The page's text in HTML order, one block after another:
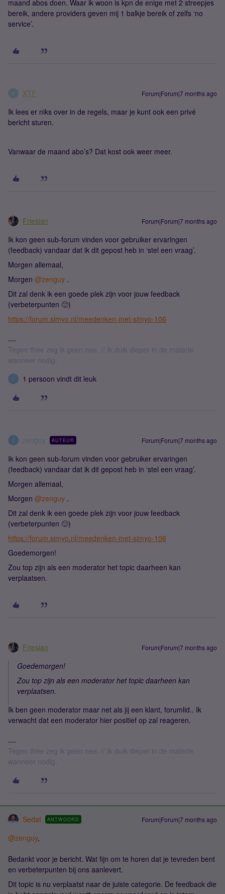
maand abos doen. Waar ik woon is kpn de enige met 2 streepjes
bereik, andere providers geven mij 1 balkje bereik of zelfs ‘no
service’.
XTF Forum|Forum|7 months ago
Ik lees er niks over in de regels, maar je kunt ook een privé
bericht sturen.
Vanwaar de maand abo’s? Dat kost ook weer meer.
Friesian Forum|Forum|7 months ago
Ik kon geen sub-forum vinden voor gebruiker ervaringen
(feedback) vandaar dat ik dit gepost heb in ‘stel een vraag’.
Morgen allemaal,
Morgen ​ @zenguy .
Dit zal denk ik een goede plek zijn voor jouw feedback
(verbeterpunten 🙂)
https://forum.simyo.nl/meedenken-met-simyo-106
Tegen thee zeg ik geen nee. // Ik duik dieper in de materie
wanneer nodig.
Z 1 persoon vindt dit leuk
Z zenguy AUTEUR Forum|Forum|7 months ago
Ik kon geen sub-forum vinden voor gebruiker ervaringen
(feedback) vandaar dat ik dit gepost heb in ‘stel een vraag’.
Morgen allemaal,
Morgen ​ @zenguy .
Dit zal denk ik een goede plek zijn voor jouw feedback
(verbeterpunten 🙂)
https://forum.simyo.nl/meedenken-met-simyo-106
Goedemorgen!
Zou top zijn als een moderator het topic daarheen kan
verplaatsen.
Friesian Forum|Forum|7 months ago
Goedemorgen!
Zou top zijn als een moderator het topic daarheen kan
verplaatsen.
Ik ben geen moderator maar net als jij een klant, forumlid.. Ik
verwacht dat een moderator hier positief op zal reageren.
Tegen thee zeg ik geen nee. // Ik duik dieper in de materie
wanneer nodig.
Sedat ANTWOORD Forum|Forum|7 months ago
@zenguy,
Bedankt voor je bericht. Wat fijn om te horen dat je tevreden bent
en verbeterpunten bij ons aanlevert.
Dit topic is nu verplaatst naar de juiste categorie. De feedback die